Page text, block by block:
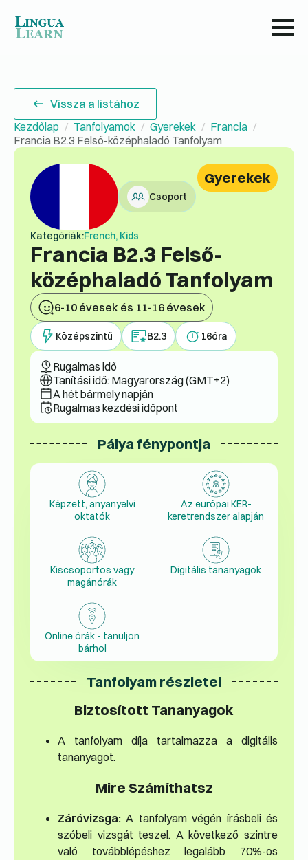
Vissza a listához
Kezdőlap
Tanfolyamok Gyerekek
Francia
Francia B2.3 Felső-középhaladó Tanfolyam
Csoport
Kategóriák:French, Kids
Francia B2.3 Felső-
középhaladó Tanfolyam
6-10 évesek és 11-16 évesek
Gyerekek
Középszintű B2.3 16óra
Rugalmas idő
Tanítási idő: Magyarország (GMT+2)
A hét bármely napján
Rugalmas kezdési időpont
Pálya fénypontja
Képzett, anyanyelvi
oktatók
Az európai KER-
keretrendszer alapján
Kiscsoportos vagy
magánórák
Digitális tananyagok
Online órák - tanuljon
bárhol
Tanfolyam részletei
Biztosított Tananyagok
A tanfolyam díja tartalmazza a digitális
tananyagot.
Mire Számíthatsz
Záróvizsga: A tanfolyam végén írásbeli és
szóbeli vizsgát teszel. A következő szintre
való továbblépéshez legalább 70%-os